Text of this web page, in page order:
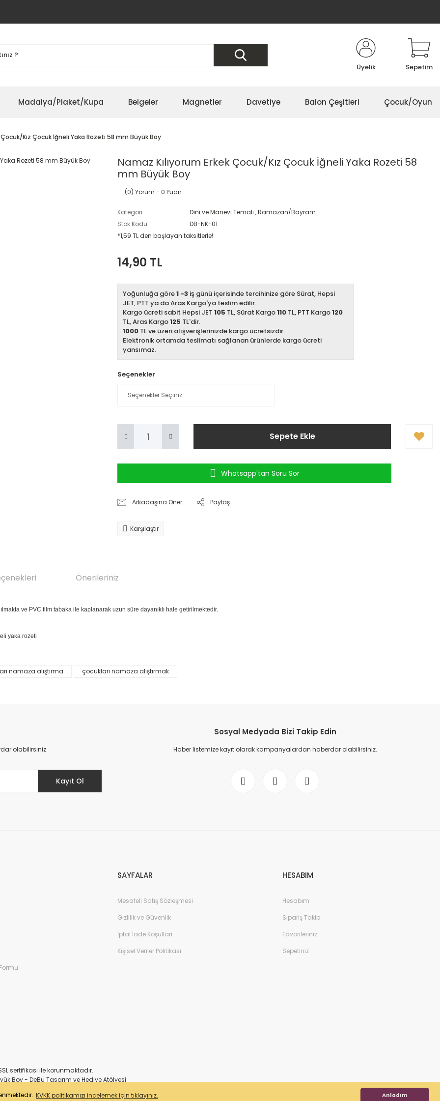
KVKK politikamızı incelemek için tıklayınız. Anladım
Üyelik Sepetim
Madalya/Plaket/Kupa Belgeler Magnetler Davetiye Balon Çeşitleri Çocuk/Oyun
Çocuk/Kız Çocuk İğneli Yaka Rozeti 58 mm Büyük Boy
Namaz Kılıyorum Erkek Çocuk/Kız Çocuk İğneli Yaka Rozeti 58
mm Büyük Boy
(0) Yorum - 0 Puan
Kategori Dini ve Manevi Temalı ,Ramazan/Bayram
Stok Kodu
DB-NK-01
*1,59 TL den başlayan taksitlerle!
14,90 TL
Yoğunluğa göre1 -3 iş günü içerisinde tercihinize göre Sürat, Hepsi
JET, PTT ya da Aras Kargo'ya teslim edilir.
Kargo ücreti sabit Hepsi JET 105 TL, Sürat Kargo110 TL, PTT Kargo120
TL, Aras Kargo125 TL'dir.
1000 TL ve üzeri alışverişlerinizde kargo ücretsizdir.
Elektronik ortamda teslimatı sağlanan ürünlerde kargo ücreti
yansımaz.
Seçenekler
Sepete Ekle
Whatsapp'tan Soru Sor
Arkadaşına Öner Paylaş
Karşılaştır
Önerileriniz
ve PVC film tabaka ile kaplanarak uzun süre dayanıklı hale getirilmektedir.
yaka rozeti
yetersiz gördüğünüz noktaları öneri formunu kullanarak tarafımıza iletebilirsiniz.
namaza alıştırma çocukları namaza alıştırmak
olabilirsiniz.
Kayıt Ol
Sosyal Medyada Bizi Takip Edin
Haber listemize kayıt olarak kampanyalardan haberdar olabilirsiniz.
SAYFALAR
Mesafeli Satış Sözleşmesi
Gizlilik ve Güvenlik
İptal İade Koşullari
Kişisel Veriler Politikası
HESABIM
Hesabım
Sipariş Takip
Favorileriniz
Sepetiniz
sertifikası ile korunmaktadır.